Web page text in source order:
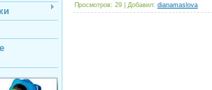
Просмотров: 29 | Добавил: dianamaslova